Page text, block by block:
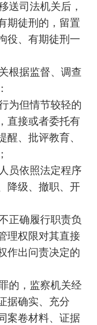
送司法机关后，
期徒刑的，留置
役、有期徒刑一
根据监督、调查
为但情节较轻的
直接或者委托有
醒、批评教育、
员依照法定程序
降级、撤职、开
正确履行职责负
理权限对其直接
作出问责决定的
的，监察机关经
据确实、充分
案卷材料、证据